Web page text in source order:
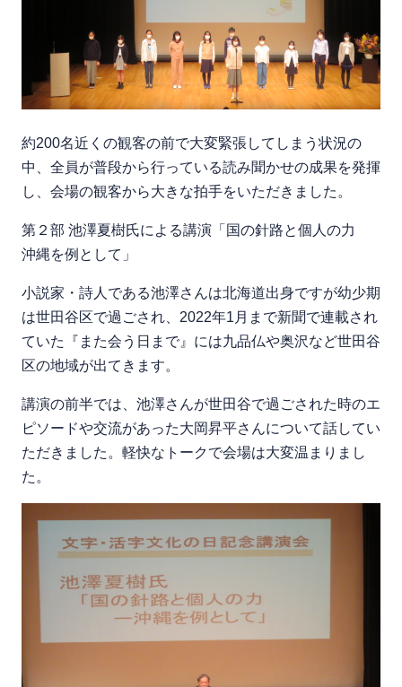
約200名近くの観客の前で大変緊張してしまう状況の
中、全員が普段から行っている読み聞かせの成果を発揮
し、会場の観客から大きな拍手をいただきました。
第２部 池澤夏樹氏による講演「国の針路と個人の力
沖縄を例として」
小説家・詩人である池澤さんは北海道出身ですが幼少期
は世田谷区で過ごされ、2022年1月まで新聞で連載され
ていた『また会う日まで』には九品仏や奥沢など世田谷
区の地域が出てきます。
講演の前半では、池澤さんが世田谷で過ごされた時のエ
ピソードや交流があった大岡昇平さんについて話してい
ただきました。軽快なトークで会場は大変温まりまし
た。